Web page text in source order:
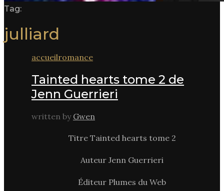
Tag:
julliard
accueilromance
Tainted hearts tome 2 de
Jenn Guerrieri
written by Gwen
Titre Tainted hearts tome 2
Auteur Jenn Guerrieri
Éditeur Plumes du Web